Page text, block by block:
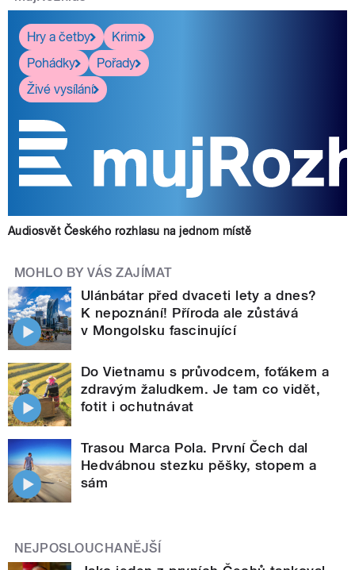
Hry a četby
Krimi
Pohádky
Pořady
Živé vysílání
Audiosvět Českého rozhlasu na jednom místě
MOHLO BY VÁS ZAJÍMAT
Ulánbátar před dvaceti lety a dnes?
K nepoznání! Příroda ale zůstává
v Mongolsku fascinující
Do Vietnamu s průvodcem, foťákem a
zdravým žaludkem. Je tam co vidět,
fotit i ochutnávat
Trasou Marca Pola. První Čech dal
Hedvábnou stezku pěšky, stopem a
sám
NEJPOSLOUCHANĚJŠÍ